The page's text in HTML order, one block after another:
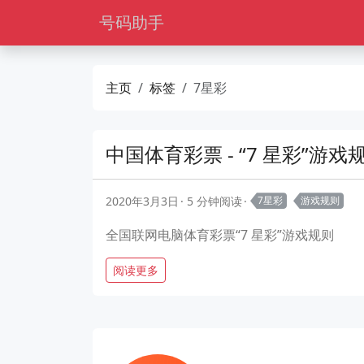
号码助手
主页 标签 7星彩
中国体育彩票 - “7 星彩”游戏
2020年3月3日 5 分钟阅读 7星彩 游戏规则
全国联网电脑体育彩票“7 星彩”游戏规则
阅读更多